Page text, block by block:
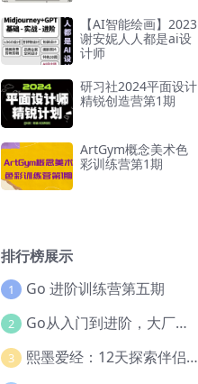
【AI智能绘画】2023
谢安妮人人都是ai设
计师
研习社2024平面设计
精锐创造营第1期
ArtGym概念美术色
彩训练营第1期
排行榜展示
1 Go 进阶训练营第五期
2 Go从入门到进阶，大厂案例全流程实践(完结)
3 熙墨爱经：12天探索伴侣亲密度